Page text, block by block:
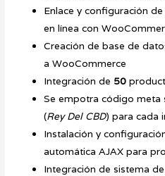
Enlace y configuración
en línea con
Creación de base de
a WooCommerce
Integración de 50
Se empotra código meta
(Rey Del CBD) para cada
Instalación y
automática AJAX para
Integración de sistema